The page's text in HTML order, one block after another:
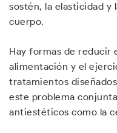
sostén, la elasticidad y
cuerpo.
Hay formas de reducir
alimentación y el
tratamientos
este problema
antiestéticos como la